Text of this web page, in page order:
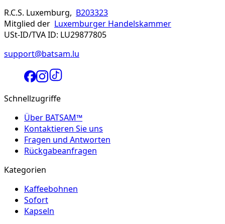
R.C.S. Luxemburg, B203323
Mitglied der Luxemburger Handelskammer
USt-ID/TVA ID: LU29877805
support@batsam.lu
Schnellzugriffe
Über BATSAM™
Kontaktieren Sie uns
Fragen und Antworten
Rückgabeanfragen
Kategorien
Kaffeebohnen
Sofort
Kapseln